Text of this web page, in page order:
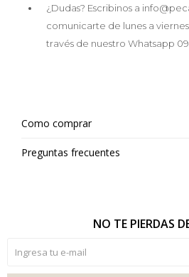
¿Dudas? Escribinos a
comunicarte de lunes a viernes
través de nuestro Whatsapp
Como comprar
Preguntas frecuentes
NO TE PIERDAS